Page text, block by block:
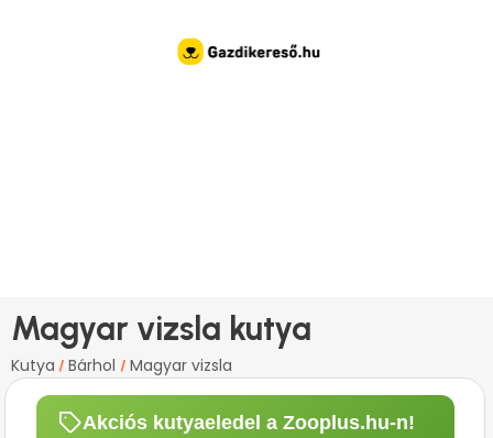
Magyar vizsla kutya
Kutya / Bárhol / Magyar vizsla
Akciós kutyaeledel a Zooplus.hu-n!